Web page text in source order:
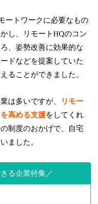
ートワークに必要なもの
し、リモートHQのコン
、姿勢改善に効果的な
ドなどを提案していた
ることができました。
は多いですが、
リモー
高める支援をしてくれ
制度のおかげで、自宅
ました。
る企業特集